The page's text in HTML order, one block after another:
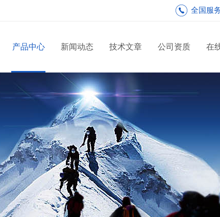
全国服
产品中心 新闻动态 技术文章 公司资质 在